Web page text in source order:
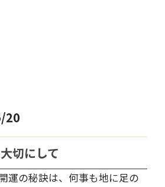
20
切にして
運の秘訣は、何事も地に足の